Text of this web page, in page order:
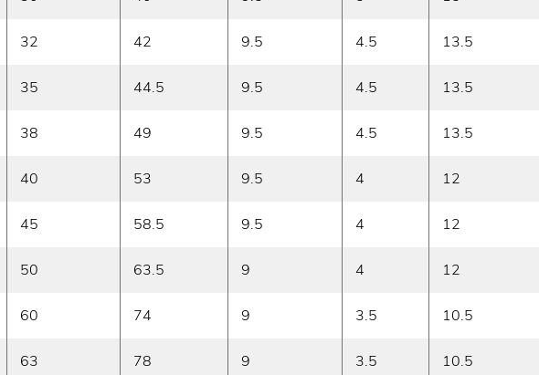
32 42 9.5 4.5 13.5
35 44.5 9.5 4.5 13.5
38 49 9.5 4.5 13.5
40 53 9.5 4 12
45 58.5 9.5 4 12
50 63.5 9 4 12
60 74 9 3.5 10.5
63 78 9 3.5 10.5